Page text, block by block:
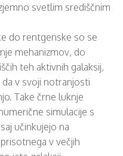
svetlim središčnim
do rentgenske so se
mehanizmov, do
teh aktivnih galaksij,
v svoji notranjosti
Take črne luknje
simulacije s
učinkujejo na
v večjih